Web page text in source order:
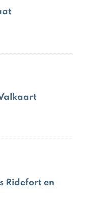
Ridefort en